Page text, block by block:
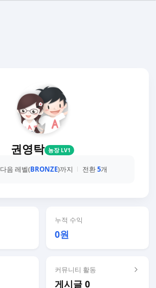
권영탁 농장 LV1
다음 레벨(BRONZE)까지 전환5개
누적 수익
0원
커뮤니티 활동
게시글 0